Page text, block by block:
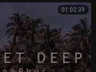
01:02:39